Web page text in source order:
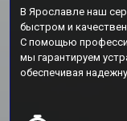
В Ярославле наш
быстром и
С помощью
мы гарантируем
обеспечивая